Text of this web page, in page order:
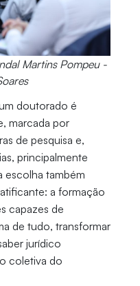
Martins Pompeu -
doutorado é
marcada por
de pesquisa e,
principalmente
escolha também
a formação
capazes de
de tudo, transformar
jurídico
coletiva do